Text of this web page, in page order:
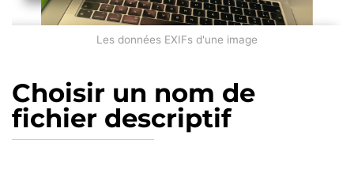
Les données EXIFs d'une image
Choisir un nom de
fichier descriptif